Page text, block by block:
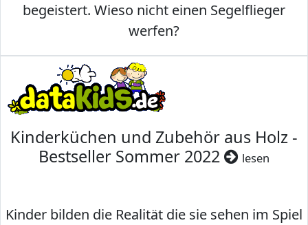
begeistert. Wieso nicht einen Segelflieger
werfen?
Kinderküchen und Zubehör aus Holz -
Bestseller Sommer 2022
lesen
Kinder bilden die Realität die sie sehen im Spiel